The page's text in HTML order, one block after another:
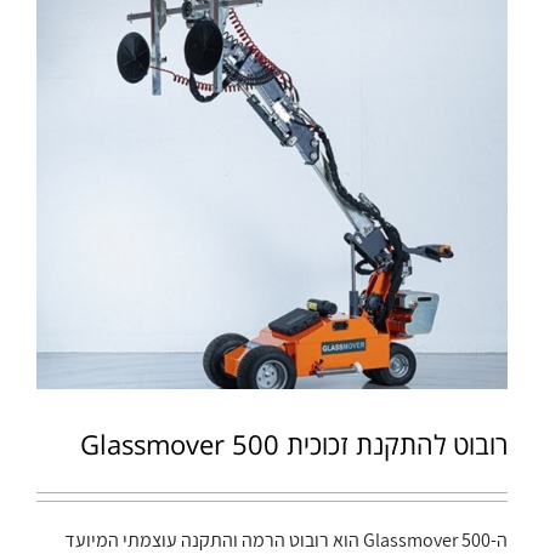
רובוט להתקנת זכוכית Glassmover 500
ה-Glassmover 500 הוא רובוט הרמה והתקנה עוצמתי המיועד